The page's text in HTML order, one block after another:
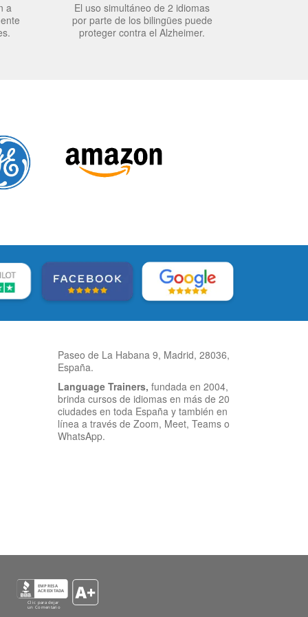
a
El uso simultáneo de 2 idiomas
por parte de los bilingües puede
proteger contra el Alzheimer.
Paseo de La Habana 9, Madrid, 28036,
España.
Language Trainers, fundada en 2004,
brinda cursos de idiomas en más de 20
ciudades en toda España y también en
línea a través de Zoom, Meet, Teams o
WhatsApp.